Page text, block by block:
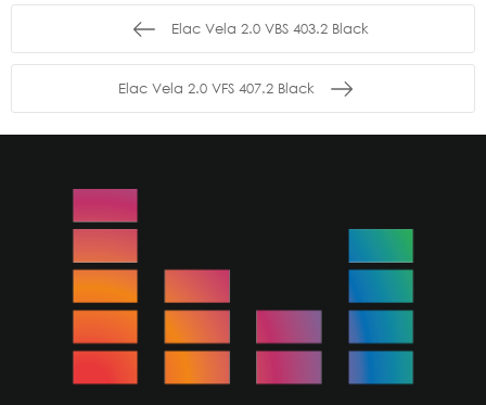
Elac Vela 2.0 VBS 403.2 Black
Elac Vela 2.0 VFS 407.2 Black